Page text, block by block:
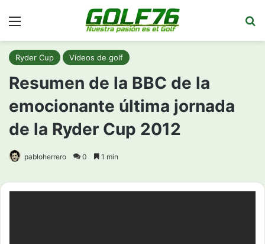
Ryder Cup Vídeos de golf
Resumen de la BBC de la
emocionante última jornada
de la Ryder Cup 2012
pabloherrero 0 1 min